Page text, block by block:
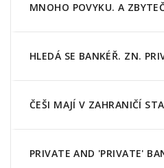
MNOHO POVYKU. A
HLEDÁ SE BANKÉŘ. ZN.
ČEŠI MAJÍ V ZAHRANIČÍ
PRIVATE AND 'PRIVATE'